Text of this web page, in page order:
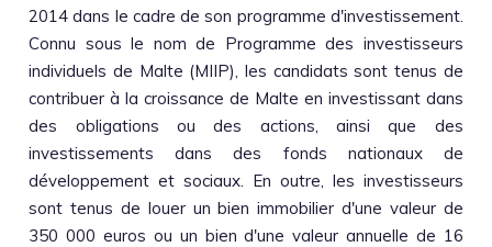
2014 dans le cadre de son programme d'investissement.
Connu sous le nom de Programme des investisseurs
individuels de Malte (MIIP), les candidats sont tenus de
contribuer à la croissance de Malte en investissant dans
des obligations ou des actions, ainsi que des
investissements dans des fonds nationaux de
développement et sociaux. En outre, les investisseurs
sont tenus de louer un bien immobilier d'une valeur de
350 000 euros ou un bien d'une valeur annuelle de 16